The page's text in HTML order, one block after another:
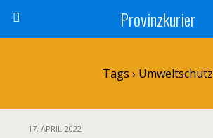
Provinzkurier
Tags › Umweltschutz
17. APRIL 2022